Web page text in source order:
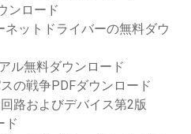
ンロード
ットドライバーの無料ダウ
ル無料ダウンロード
の戦争PDFダウンロード
路およびデバイス第2版
ド